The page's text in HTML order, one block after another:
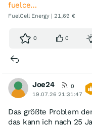
fuelce…
FuelCell Energy | 21,69 €
0 0
Joe24
0
19.07.26 21:31:47
Das größte Problem
das kann ich nach 25